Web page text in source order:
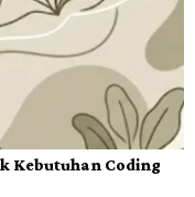
Kebutuhan Coding